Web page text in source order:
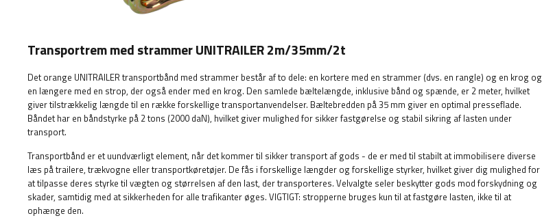
Transportrem med strammer UNITRAILER 2m/35mm/2t
Det orange UNITRAILER transportbånd med strammer består af to dele: en kortere med en strammer (dvs. en rangle) og en krog og
en længere med en strop, der også ender med en krog. Den samlede bæltelængde, inklusive bånd og spænde, er 2 meter, hvilket
giver tilstrækkelig længde til en række forskellige transportanvendelser. Bæltebredden på 35 mm giver en optimal presseflade.
Båndet har en båndstyrke på 2 tons (2000 daN), hvilket giver mulighed for sikker fastgørelse og stabil sikring af lasten under
transport.
Transportbånd er et uundværligt element, når det kommer til sikker transport af gods - de er med til stabilt at immobilisere diverse
læs på trailere, trækvogne eller transportkøretøjer. De fås i forskellige længder og forskellige styrker, hvilket giver dig mulighed for
at tilpasse deres styrke til vægten og størrelsen af ​​den last, der transporteres. Velvalgte seler beskytter gods mod forskydning og
skader, samtidig med at sikkerheden for alle trafikanter øges. VIGTIGT: stropperne bruges kun til at fastgøre lasten, ikke til at
ophænge den.